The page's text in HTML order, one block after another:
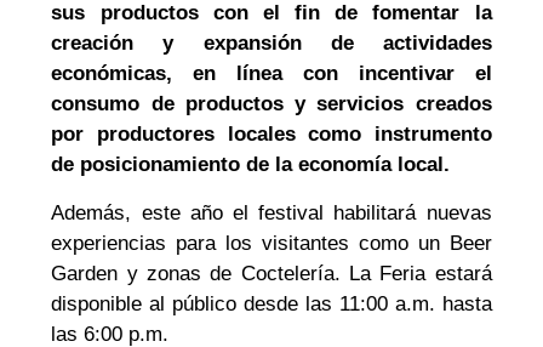
sus productos con el fin de fomentar la
creación y expansión de actividades
económicas, en línea con incentivar el
consumo de productos y servicios creados
por productores locales como instrumento
de posicionamiento de la economía local.
Además, este año el festival habilitará nuevas
experiencias para los visitantes como un Beer
Garden y zonas de Coctelería. La Feria estará
disponible al público desde las 11:00 a.m. hasta
las 6:00 p.m.